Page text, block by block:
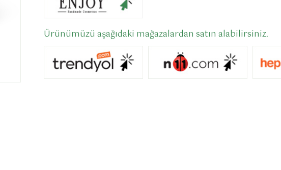
Ürünümüzü aşağıdaki mağazalardan satın alabilirsiniz.